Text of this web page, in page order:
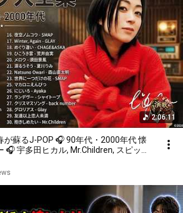
2:06:11
が蘇るJ-POP 🎧 90年代・2000年代 懐
🎧 宇多田ヒカル, Mr.Children, スピッツ,